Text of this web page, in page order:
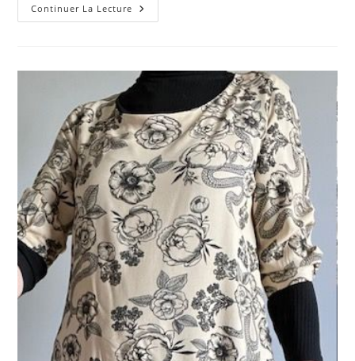
Continuer La Lecture 2ème
Robe